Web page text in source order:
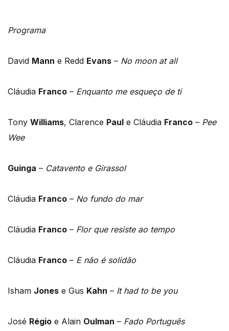
Programa
David Mann e Redd Evans – No moon at all
Cláudia Franco – Enquanto me esqueço de ti
Tony Williams, Clarence Paul e Cláudia Franco – Pee
Wee
Guinga – Catavento e Girassol
Cláudia Franco – No fundo do mar
Cláudia Franco – Flor que resiste ao tempo
Cláudia Franco – E não é solidão
Isham Jones e Gus Kahn – It had to be you
José Régio e Alain Oulman – Fado Português